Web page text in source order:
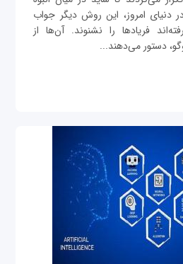
دنیای امروز، این روش دیگر جواب
فریادها را نشنوند. آن‌ها از
دستور می‌دهند...